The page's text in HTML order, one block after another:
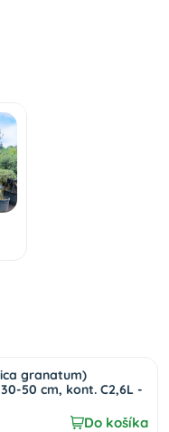
granatum)
30-50 cm, kont. C2,6L -
Do košíka